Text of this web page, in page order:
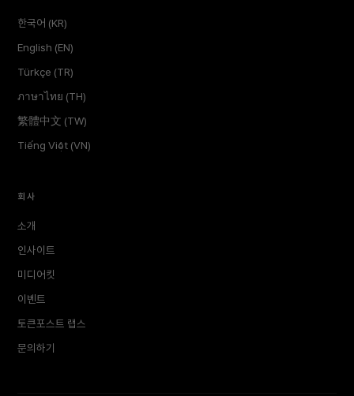
한국어 (KR)
English (EN)
Türkçe (TR)
ภาษาไทย (TH)
繁體中文 (TW)
Tiếng Việt (VN)
회사
소개
인사이트
미디어킷
이벤트
토큰포스트 랩스
문의하기